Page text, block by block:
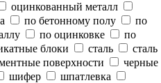
оцинкованный металл
по бетонному полу
по
по оцинковке
по
блоки сталь
сталь
поверхности
черные
шифер
шпатлевка